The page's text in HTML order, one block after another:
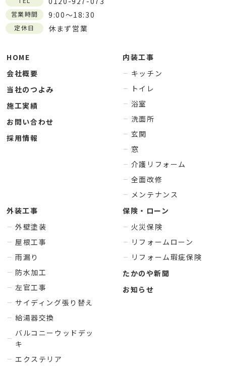
営業時間 9:00～18:30
定休日 休まず営業
HOME
会社概要
当社のつよみ
施工実績
お問い合わせ
採用情報
内装工事
キッチン
トイレ
浴室
洗面所
玄関
窓
介護リフォーム
全面改修
メンテナンス
外装工事
外壁塗装
屋根工事
雨漏り
防水加工
左官工事
サイディング張り替え
給湯器交換
バルコニーウッドデッ
キ
エクステリア
保険・ローン
火災保険
リフォームローン
リフォーム瑕疵保険
たかのや新聞
お知らせ